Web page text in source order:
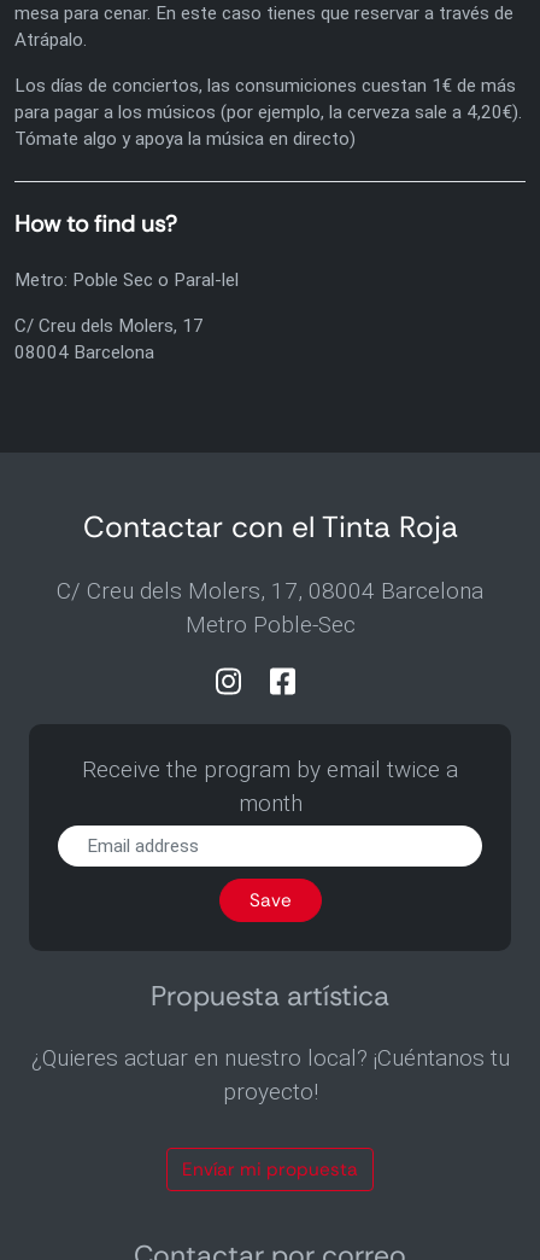
mesa para cenar. En este caso tienes que reservar a través de
Atrápalo.
Los días de conciertos, las consumiciones cuestan 1€ de más
para pagar a los músicos (por ejemplo, la cerveza sale a 4,20€).
Tómate algo y apoya la música en directo)
How to find us?
Metro: Poble Sec o Paral-lel
C/ Creu dels Molers, 17
08004 Barcelona
Contactar con el Tinta Roja
C/ Creu dels Molers, 17, 08004 Barcelona
Metro Poble-Sec
Receive the program by email twice a
month
program
by
month
Save
Propuesta artística
¿Quieres actuar en nuestro local? ¡Cuéntanos tu
proyecto!
Envíar mi propuesta